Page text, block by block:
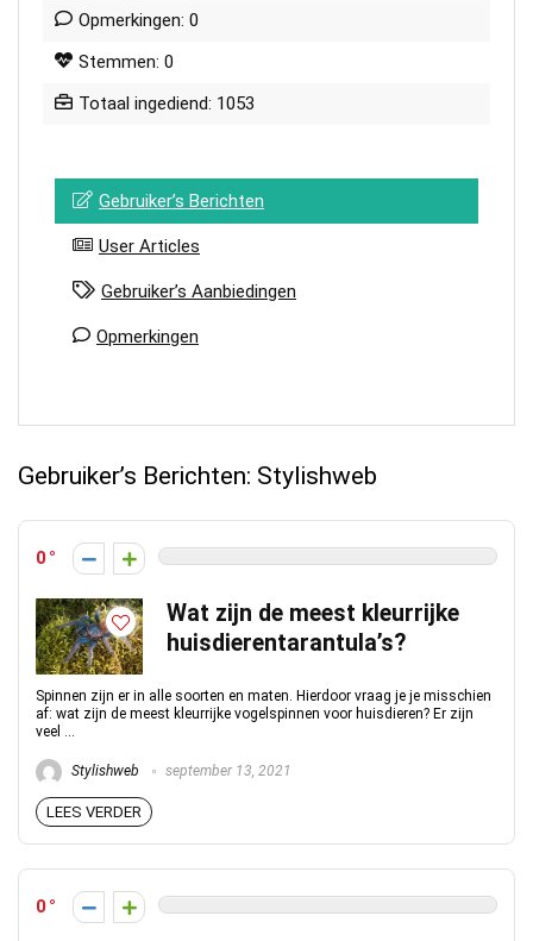
Opmerkingen: 0
Stemmen: 0
Totaal ingediend: 1053
Gebruiker’s Berichten
User Articles
Gebruiker’s Aanbiedingen
Opmerkingen
Gebruiker’s Berichten: Stylishweb
0
Wat zijn de meest kleurrijke
huisdierentarantula’s?
Spinnen zijn er in alle soorten en maten. Hierdoor vraag je je misschien
af: wat zijn de meest kleurrijke vogelspinnen voor huisdieren? Er zijn
veel ...
Stylishweb september 13, 2021
LEES VERDER
0